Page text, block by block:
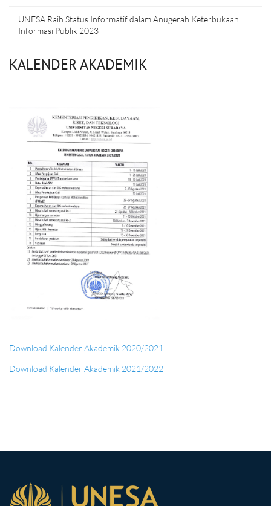
UNESA Raih Status Informatif dalam Anugerah Keterbukaan
Informasi Publik 2023
KALENDER AKADEMIK
Download Kalender Akademik 2020/2021
Download Kalender Akademik 2021/2022